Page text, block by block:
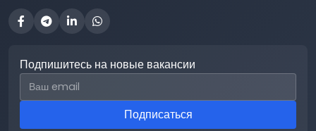
Подпишитесь на новые вакансии
Email для подписки
Подписаться